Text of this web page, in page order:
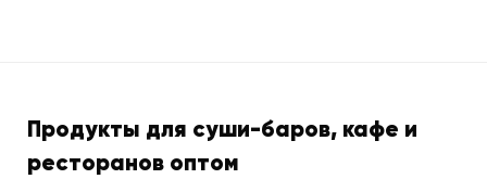
Продукты для суши-баров, кафе и
ресторанов оптом